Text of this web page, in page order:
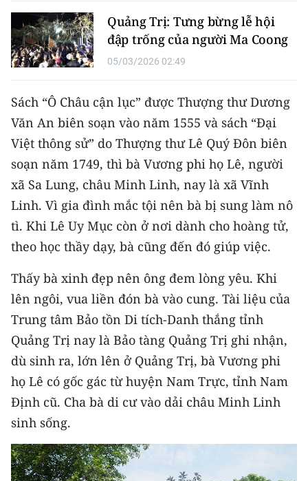
Video
Media Chính trị
Media Xã hội
Media Pháp luật
Media Du lịch
Media Thế giới
Media Giáo dục
Media Y tế
Media Khoa học - Công nghệ
Media Môi trường
Ảnh
Infographic
Quảng Trị: Tưng bừng lễ hội
đập trống của người Ma Coong
05/03/2026 02:49
Sách “Ô Châu cận lục” được Thượng thư Dương
Văn An biên soạn vào năm 1555 và sách “Đại
Việt thông sử” do Thượng thư Lê Quý Đôn biên
soạn năm 1749, thì bà Vương phi họ Lê, người
xã Sa Lung, châu Minh Linh, nay là xã Vĩnh
Linh. Vì gia đình mắc tội nên bà bị sung làm nô
tì. Khi Lê Uy Mục còn ở nơi dành cho hoàng tử,
theo học thầy dạy, bà cũng đến đó giúp việc.
Thấy bà xinh đẹp nên ông đem lòng yêu. Khi
lên ngôi, vua liền đón bà vào cung. Tài liệu của
Trung tâm Bảo tồn Di tích-Danh thắng tỉnh
Quảng Trị nay là Bảo tàng Quảng Trị ghi nhận,
dù sinh ra, lớn lên ở Quảng Trị, bà Vương phi
họ Lê có gốc gác từ huyện Nam Trực, tỉnh Nam
Định cũ. Cha bà di cư vào dải châu Minh Linh
sinh sống.